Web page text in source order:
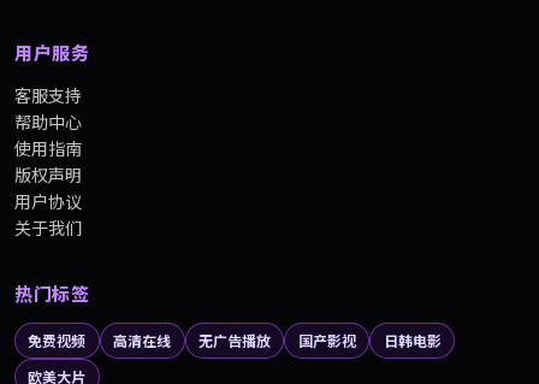
用户服务
客服支持
帮助中心
使用指南
版权声明
用户协议
关于我们
热门标签
免费视频 高清在线 无广告播放 国产影视
日韩电影
欧美大片